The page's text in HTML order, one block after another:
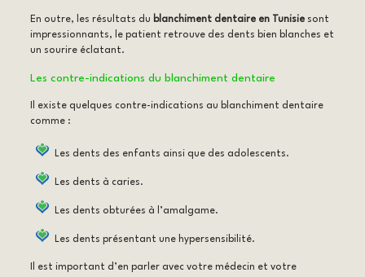
En outre, les résultats du blanchiment dentaire en Tunisiesont
impressionnants, le patient retrouve des dents bien blanches et
un sourire éclatant.
Les contre-indications du blanchiment dentaire
Il existe quelques contre-indications au blanchiment dentaire
comme :
Les dents des enfants ainsi que des adolescents.
Les dents à caries.
Les dents obturées à l’amalgame.
Les dents présentant une hypersensibilité.
Il est important d’en parler avec votre médecin et votre